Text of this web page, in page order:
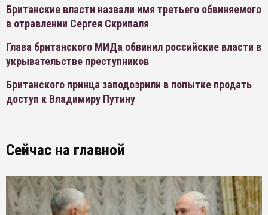
Британские власти назвали имя третьего обвиняемого
в отравлении Сергея Скрипаля
Глава британского МИДа обвинил российские власти в
укрывательстве преступников
Британского принца заподозрили в попытке продать
доступ к Владимиру Путину
Сейчас на главной